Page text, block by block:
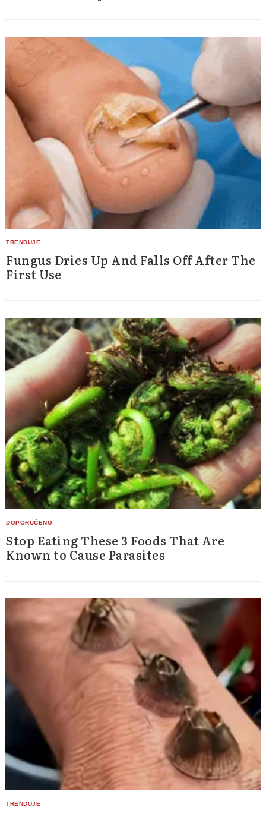
Fungus Dries Up And Falls Off After The
First Use
Stop Eating These 3 Foods That Are
Known to Cause Parasites